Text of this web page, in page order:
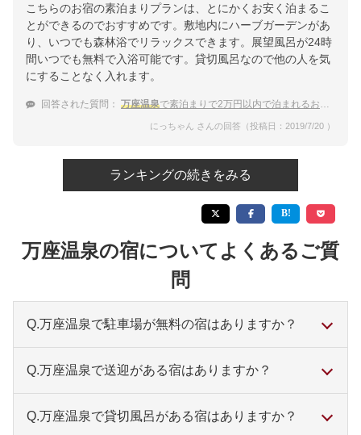
こちらのお宿の素泊まりプランは、とにかくお安く泊まるこ
とができるのでおすすめです。敷地内にハーブガーデンがあ
り、いつでも森林浴でリラックスできます。展望風呂が24時
間いつでも無料で入浴可能です。貸切風呂なので他の人を気
にすることなく入れます。
回答された質問： 万座温泉で素泊まりで2万円以内で泊まれるお宿はありますか。
にっちゃん さんの回答（投稿日：2019/7/20 ）
ランキングの続きをみる
万座温泉の宿についてよくあるご質
問
Q.万座温泉で駐車場が無料の宿はありますか？
万座温泉 湯の花旅館
Q.万座温泉で送迎がある宿はありますか？
万座温泉 日進舘
Q.万座温泉で貸切風呂がある宿はありますか？